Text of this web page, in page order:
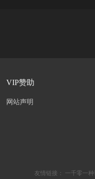
VIP赞助
网站声明
友情链接：
一千零一